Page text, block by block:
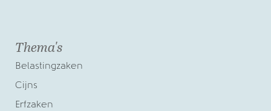
Thema's
Belastingzaken
Cijns
Erfzaken